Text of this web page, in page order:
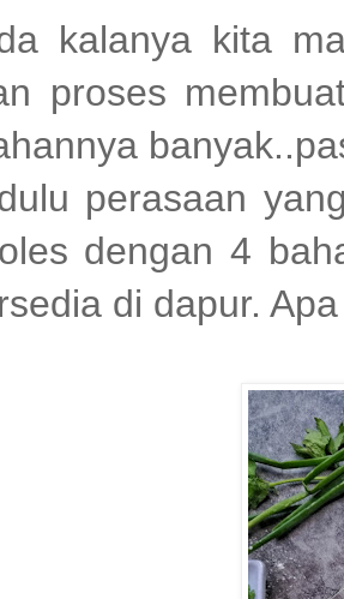
kalanya kita
proses
perasaan
dengan 4
di dapur.